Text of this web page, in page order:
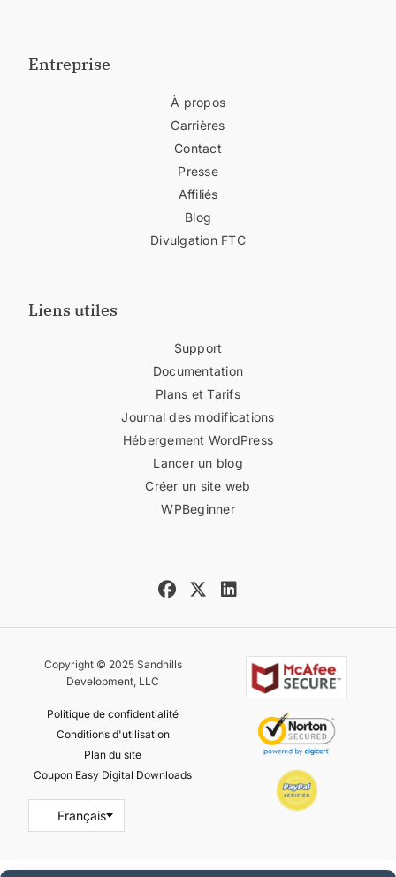
Entreprise
À propos
Carrières
Contact
Presse
Affiliés
Blog
Divulgation FTC
Liens utiles
Support
Documentation
Plans et Tarifs
Journal des modifications
Hébergement WordPress
Lancer un blog
Créer un site web
WPBeginner
Copyright © 2025 Sandhills
Development, LLC
Politique de confidentialité
Conditions d'utilisation
Plan du site
Coupon Easy Digital Downloads